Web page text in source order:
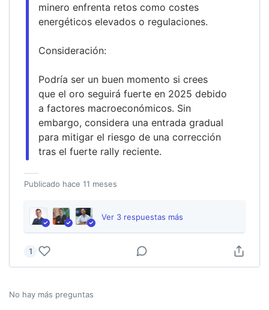
minero enfrenta retos como costes
energéticos elevados o regulaciones.
Consideración:
Podría ser un buen momento si crees
que el oro seguirá fuerte en 2025 debido
a factores macroeconómicos. Sin
embargo, considera una entrada gradual
para mitigar el riesgo de una corrección
tras el fuerte rally reciente.
Publicado hace 11 meses
Ver 3 respuestas más
1
No hay más preguntas